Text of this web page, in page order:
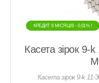
КРЕДИТ 6 МIСЯЦIВ - 0,01% !
Касета зірок 9-
Касета зірок 9-k